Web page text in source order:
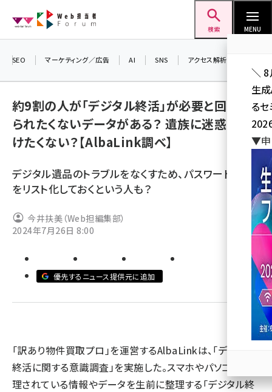
ン
検索 MENU
seo (3526)
youtube (2434)
セミナー (2307)
meo (1275)
SEO マーケティング／広告 AI SNS アクセス解析／データ分析
約9割の人が「デジタル終活」が必要と回答。見
られたくないデータがある？ 遺族に迷惑をか
けたくない？【AlbaLink調べ】
デジタル遺品のトラブルをなくすため、パスワードやID
をリスト化しておくという人も？
今井扶美（Web担編集部）
2024年7月26日 8:00
優先するニュース提供元に追加
「訳あり物件買取プロ」を運営するAlbaLinkは、「デジタル
終活に関する意識調査」を実施した。スマホやパソコンで管
理されている情報やデータを生前に整理する「デジタル終
＼ 8
生
る
▼申